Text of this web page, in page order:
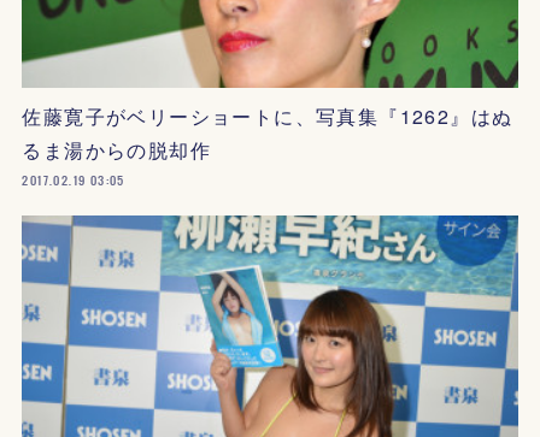
佐藤寛子がベリーショートに、写真集『1262』はぬ
るま湯からの脱却作
2017.02.19 03:05